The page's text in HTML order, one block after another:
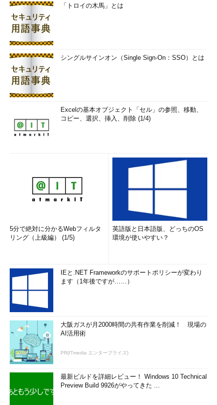
「トロイの木馬」とは
シングルサインオン（Single Sign-On：SSO）とは
Excelの基本オブジェクト「セル」の参照、移動、
コピー、選択、挿入、削除 (1/4)
5分で絶対に分かるWebフィルタ
リング（上級編） (1/5)
英語版と日本語版、どっちのOS
環境が使いやすい？
IEと.NET Frameworkのサポートポリシーが変わり
ます（1年後ですが……）
大阪ガスが月2000時間の共有作業を削減！ 現場の
AI活用術
PR(ITmedia エンタープライズ)
最新ビルドを詳細レビュー！ Windows 10 Technical
Preview Build 9926がやってきた ...